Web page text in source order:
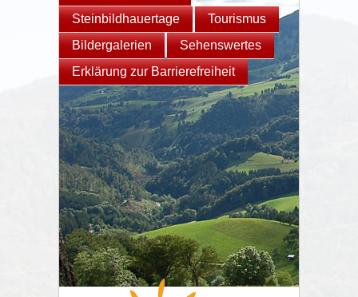
Steinbildhauertage
Tourismus
Bildergalerien
Sehenswertes
Erklärung zur Barrierefreiheit